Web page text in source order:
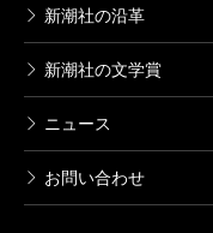
新潮社の沿革
新潮社の文学賞
ニュース
お問い合わせ